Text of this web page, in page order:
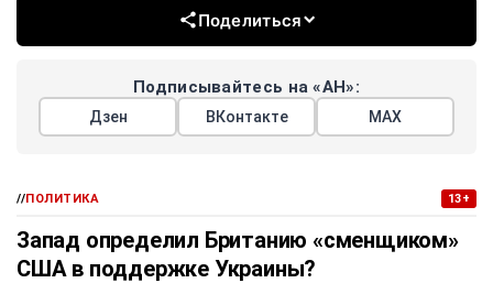
Поделиться
Подписывайтесь на «АН»:
Дзен ВКонтакте МАХ
//ПОЛИТИКА 13+
Запад определил Британию «сменщиком»
США в поддержке Украины?